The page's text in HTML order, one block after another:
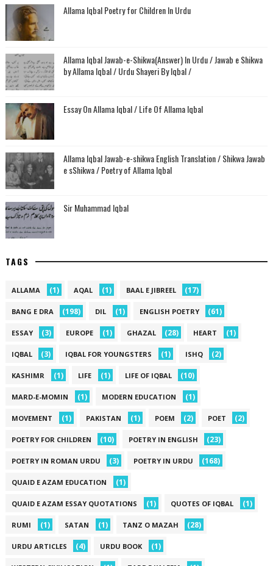
Allama Iqbal Poetry for Children In Urdu
Allama Iqbal Jawab-e-Shikwa(Answer) In Urdu / Jawab e Shikwa
by Allama Iqbal / Urdu Shayeri By Iqbal /
Essay On Allama Iqbal / Life Of Allama Iqbal
Allama Iqbal Jawab-e-shikwa English Translation / Shikwa Jawab
e sShikwa / Poetry of Allama Iqbal
Sir Muhammad Iqbal
TAGS
ALLAMA (1) AQAL (1) BAAL E JIBREEL (17)
BANG E DRA (198) DIL (1) ENGLISH POETRY (61)
ESSAY (3) EUROPE (1) GHAZAL (28) HEART (1)
IQBAL (3) IQBAL FOR YOUNGSTERS (1) ISHQ (2)
KASHIMR (1) LIFE (1) LIFE OF IQBAL (10)
MARD-E-MOMIN (1) MODERN EDUCATION (1)
MOVEMENT (1) PAKISTAN (1) POEM (2) POET (2)
POETRY FOR CHILDREN (10) POETRY IN ENGLISH (23)
POETRY IN ROMAN URDU (3) POETRY IN URDU (168)
QUAID E AZAM EDUCATION (1)
QUAID E AZAM ESSAY QUOTATIONS (1) QUOTES OF IQBAL (1)
RUMI (1) SATAN (1) TANZ O MAZAH (28)
URDU ARTICLES (4) URDU BOOK (1)